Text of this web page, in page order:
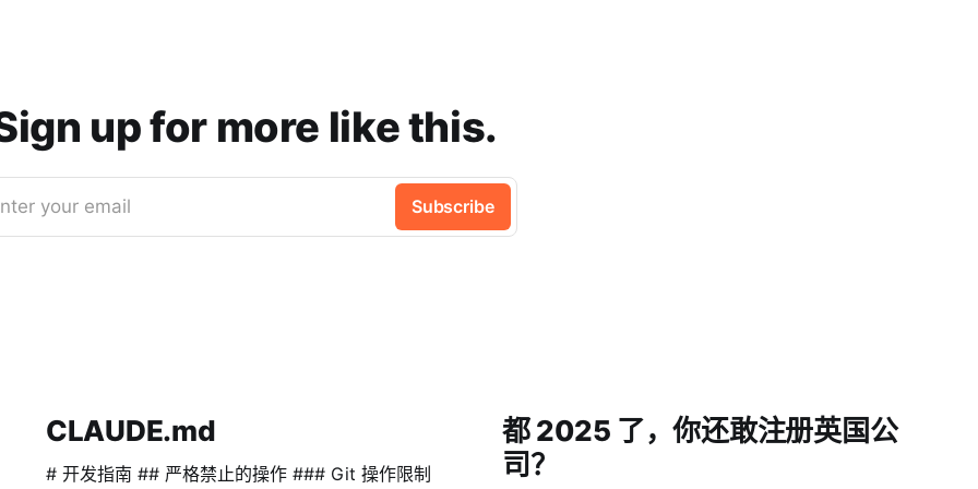
up for more like this.
your email Subscribe
CLAUDE.md
# 开发指南 ## 严格禁止的操作 ### Git 操作限制
都 2025 了，你还敢注册英国公
司？